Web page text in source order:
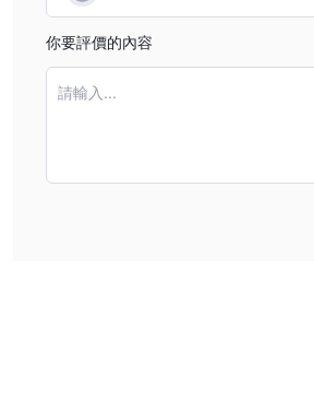
你要評價的內容
請輸入...